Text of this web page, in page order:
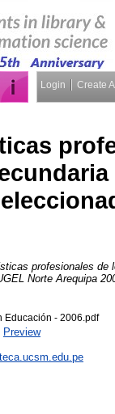
Login Create
profesionales de
Norte Arequipa
Educación - 2006.pdf
Preview